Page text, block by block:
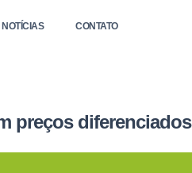
NOTÍCIAS CONTATO
preços diferenciados